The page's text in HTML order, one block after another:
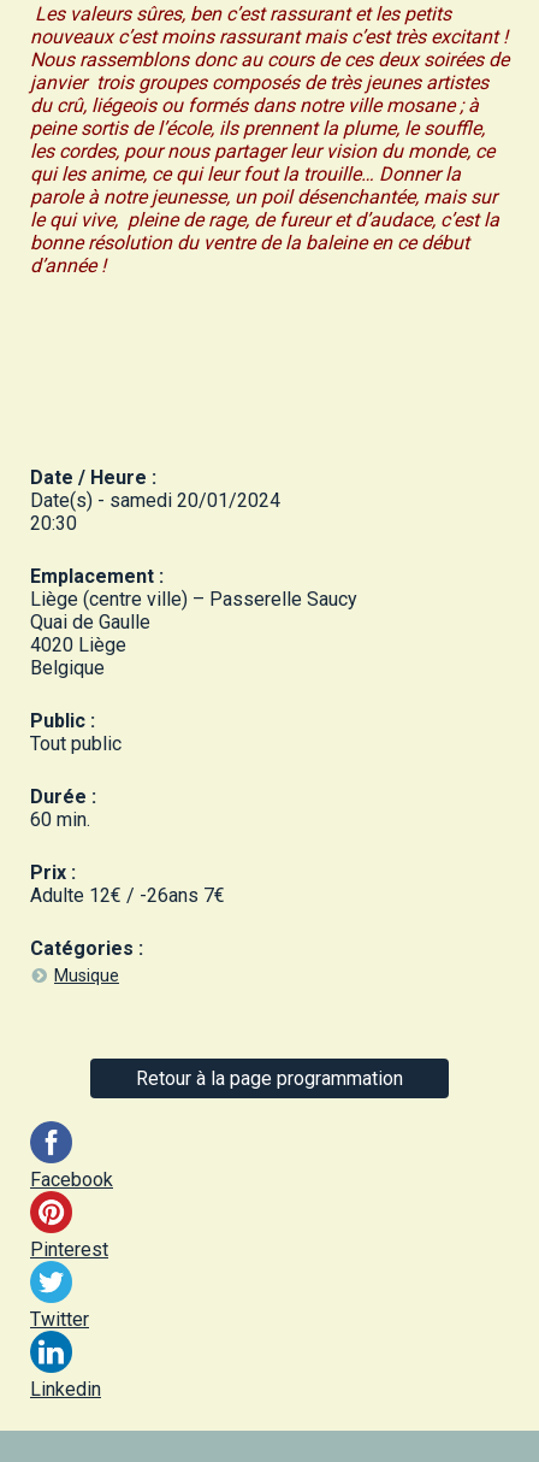
Les valeurs sûres, ben c’est rassurant et les petits
nouveaux c’est moins rassurant mais c’est très excitant !
Nous rassemblons donc au cours de ces deux soirées de
janvier trois groupes composés de très jeunes artistes
du crû, liégeois ou formés dans notre ville mosane ; à
peine sortis de l’école, ils prennent la plume, le souffle,
les cordes, pour nous partager leur vision du monde, ce
qui les anime, ce qui leur fout la trouille… Donner la
parole à notre jeunesse, un poil désenchantée, mais sur
le qui vive, pleine de rage, de fureur et d’audace, c’est la
bonne résolution du ventre de la baleine en ce début
d’année !
Date / Heure :
Date(s) - samedi 20/01/2024
20:30
Emplacement :
Liège (centre ville) – Passerelle Saucy
Quai de Gaulle
4020 Liège
Belgique
Public :
Tout public
Durée :
60 min.
Prix :
Adulte 12€ / -26ans 7€
Catégories :
Musique
Retour à la page programmation
Facebook
Pinterest
Twitter
Linkedin